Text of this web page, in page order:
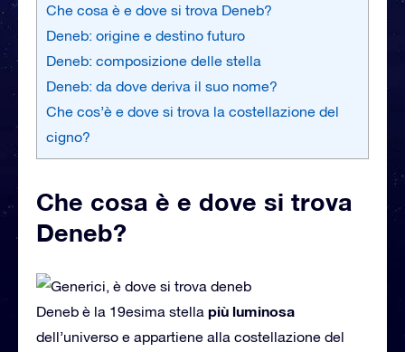
Che cosa è e dove si trova Deneb?
Deneb: origine e destino futuro
Deneb: composizione delle stella
Deneb: da dove deriva il suo nome?
Che cos’è e dove si trova la costellazione del
cigno?
Che cosa è e dove si trova
Deneb?
Deneb è la 19esima stella più luminosa
dell’universo e appartiene alla costellazione del